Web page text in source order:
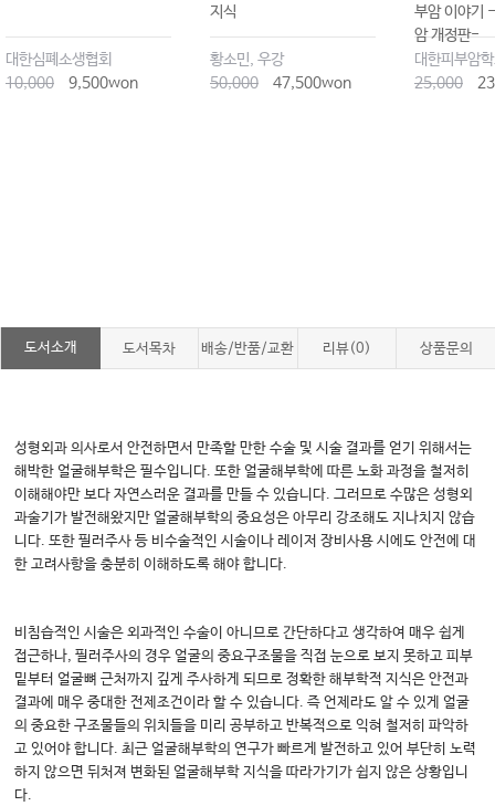
대한심폐소생협회
10,000
9,500won
지식
황소민, 우강
50,000
47,500won
부암 이야기
암 개정판-
대한피부암
25,000
도서소개 도서목차 배송/반품/교환 리뷰(0) 상품문의
성형외과 의사로서 안전하면서 만족할 만한 수술 및 시술 결과를 얻기 위해서는
해박한 얼굴해부학은 필수입니다. 또한 얼굴해부학에 따른 노화 과정을 철저히
이해해야만 보다 자연스러운 결과를 만들 수 있습니다. 그러므로 수많은 성형외
과술기가 발전해왔지만 얼굴해부학의 중요성은 아무리 강조해도 지나치지 않습
니다. 또한 필러주사 등 비수술적인 시술이나 레이저 장비사용 시에도 안전에 대
한 고려사항을 충분히 이해하도록 해야 합니다.
비침습적인 시술은 외과적인 수술이 아니므로 간단하다고 생각하여 매우 쉽게
접근하나, 필러주사의 경우 얼굴의 중요구조물을 직접 눈으로 보지 못하고 피부
밑부터 얼굴뼈 근처까지 깊게 주사하게 되므로 정확한 해부학적 지식은 안전과
결과에 매우 중대한 전제조건이라 할 수 있습니다. 즉 언제라도 알 수 있게 얼굴
의 중요한 구조물들의 위치들을 미리 공부하고 반복적으로 익혀 철저히 파악하
고 있어야 합니다. 최근 얼굴해부학의 연구가 빠르게 발전하고 있어 부단히 노력
하지 않으면 뒤처져 변화된 얼굴해부학 지식을 따라가기가 쉽지 않은 상황입니
다.